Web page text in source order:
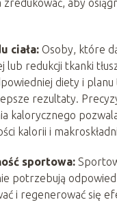
aby
ciała:Osoby, które
lub redukcji tkanki
diety i
rezultaty.
kalorycznego
kalorii i
sportowa:
potrzebują
i regenerować się